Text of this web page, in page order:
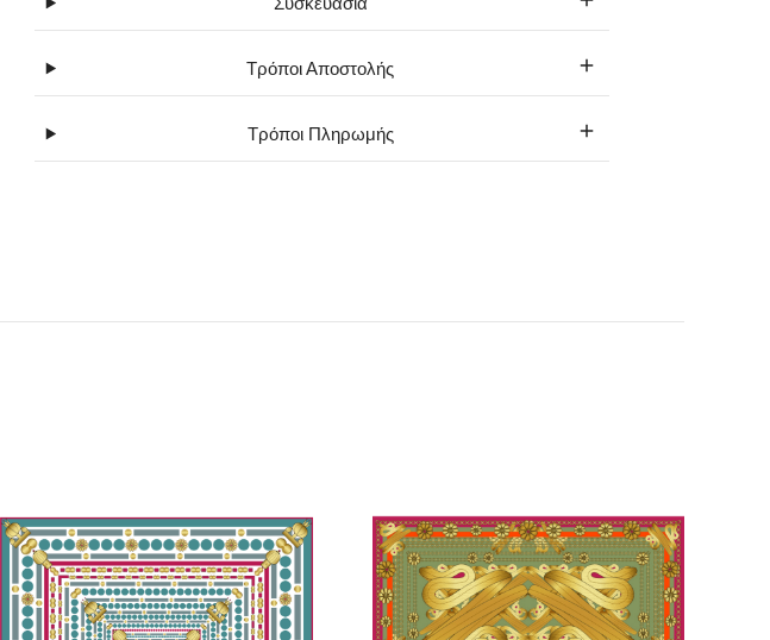
Τρόποι Αποστολής
Τρόποι Πληρωμής